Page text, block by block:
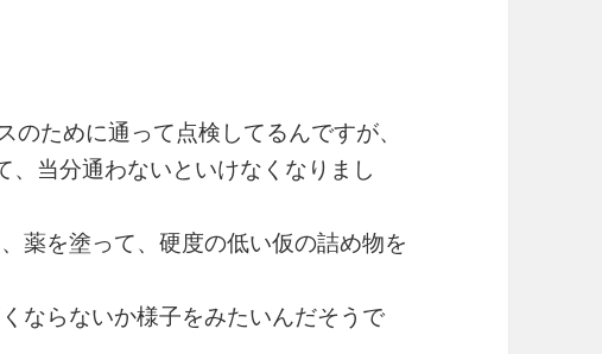
ために通って点検してるんですが、
当分通わないといけなくなりまし
薬を塗って、硬度の低い仮の詰め物を
ならないか様子をみたいんだそうで